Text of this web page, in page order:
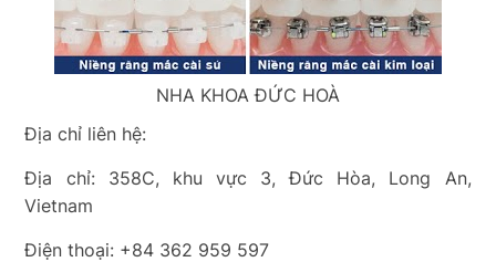
NHA KHOA ĐỨC HOÀ
Địa chỉ liên hệ:
Địa chỉ: 358C, khu vực 3, Đức Hòa, Long An,
Vietnam
Điện thoại: +84 362 959 597